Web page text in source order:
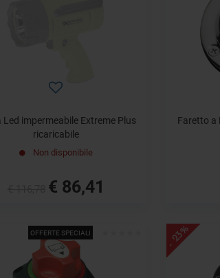
Led impermeabile Extreme Plus
ricaricabile
Non disponibile
€ 86,41
Faretto a
OFFERTE SPECIALI - 23%